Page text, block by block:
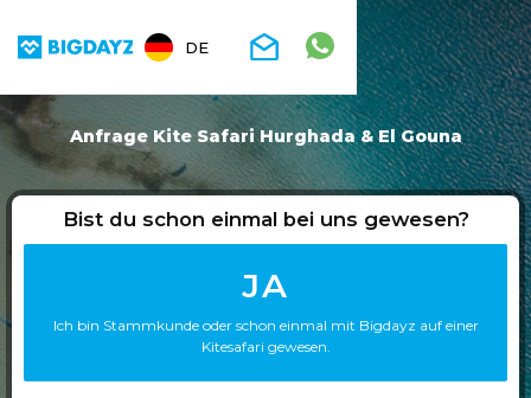
DE
Anfrage Kite Safari Hurghada & El Gouna
Bist du schon einmal bei uns gewesen?
JA
Ich bin Stammkunde oder schon einmal mit Bigdayz auf einer
Kitesafari gewesen.